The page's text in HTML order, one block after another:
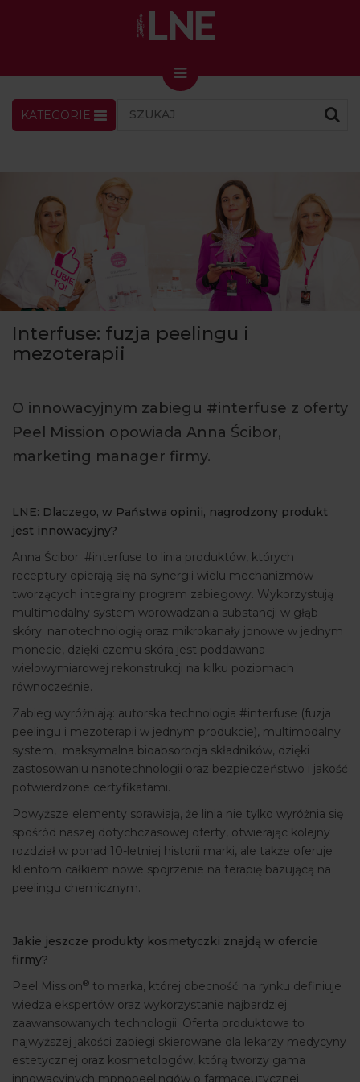
LNENEWS
Skin Master w Warszawie
49. edycja w Krakowie
VIDEO
PODCAST
MAGAZYN
O NAS
PRENUMERATA
WYDARZENIA
KATEGORIE
Interfuse: fuzja peelingu i
mezoterapii
O innowacyjnym zabiegu #interfuse z oferty
Peel Mission opowiada Anna Ścibor,
marketing manager firmy.
LNE: Dlaczego, w Państwa opinii, nagrodzony produkt
jest innowacyjny?
Anna Ścibor: #interfuse to linia produktów, których
receptury opierają się na synergii wielu mechanizmów
tworzących integralny program zabiegowy. Wykorzystują
multimodalny system wprowadzania substancji w głąb
skóry: nanotechnologię oraz mikrokanały jonowe w jednym
monecie, dzięki czemu skóra jest poddawana
wielowymiarowej rekonstrukcji na kilku poziomach
równocześnie.
Zabieg wyróżniają: autorska technologia #interfuse (fuzja
peelingu i mezoterapii w jednym produkcie), multimodalny
system, maksymalna bioabsorbcja składników, dzięki
zastosowaniu nanotechnologii oraz bezpieczeństwo i jakość
potwierdzone certyfikatami.
Powyższe elementy sprawiają, że linia nie tylko wyróżnia się
spośród naszej dotychczasowej oferty, otwierając kolejny
rozdział w ponad 10-letniej historii marki, ale także oferuje
klientom całkiem nowe spojrzenie na terapię bazującą na
peelingu chemicznym.
Jakie jeszcze produkty kosmetyczki znajdą w ofercie
firmy?
Peel Mission® to marka, której obecność na rynku definiuje
wiedza ekspertów oraz wykorzystanie najbardziej
zaawansowanych technologii. Oferta produktowa to
najwyższej jakości zabiegi skierowane dla lekarzy medycyny
estetycznej oraz kosmetologów, którą tworzy gama
innowacyjnych mpnopeelingów o farmaceutycznej